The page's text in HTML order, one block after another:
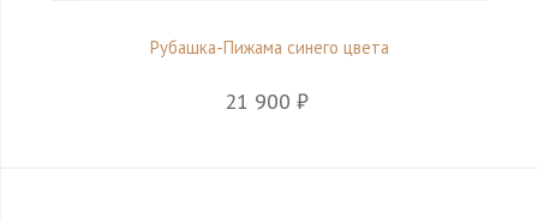
Рубашка-Пижама синего цвета
21 900 ₽